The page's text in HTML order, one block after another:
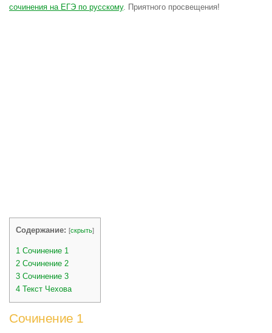
сочинения на ЕГЭ по русскому. Приятного просвещения!
Содержание: [скрыть]
1 Сочинение 1
2 Сочинение 2
3 Сочинение 3
4 Текст Чехова
Сочинение 1